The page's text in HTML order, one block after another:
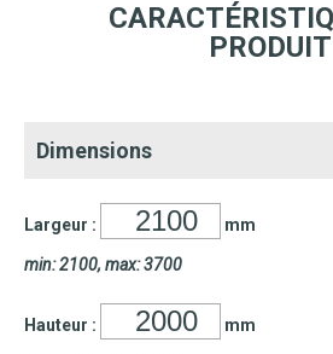
PRODUIT
Dimensions
Largeur : mm
min: 2100, max: 3700
Hauteur : mm